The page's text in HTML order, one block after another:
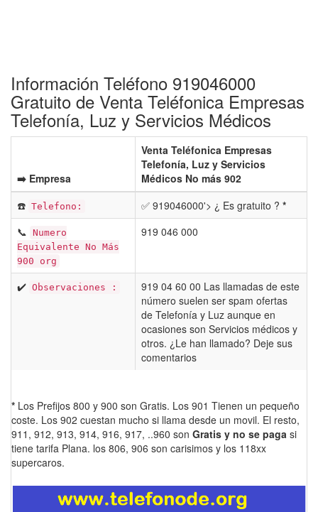
Información Teléfono 919046000
Gratuito de Venta Teléfonica Empresas
Telefonía, Luz y Servicios Médicos
➡️ Empresa
Venta Teléfonica Empresas
Telefonía, Luz y Servicios
Médicos No más 902
☎️ Telefono: ✅ 919046000'> ¿ Es gratuito ? *
📞 Numero
Equivalente No Más
900 org
919 046 000
✔️ Observaciones :
919 04 60 00 Las llamadas de este
número suelen ser spam ofertas
de Telefonía y Luz aunque en
ocasiones son Servicios médicos y
otros. ¿Le han llamado? Deje sus
comentarios
* Los Prefijos 800 y 900 son Gratis. Los 901 Tienen un pequeño
coste. Los 902 cuestan mucho si llama desde un movil. El resto,
911, 912, 913, 914, 916, 917, ..960 son Gratis y no se paga si
tiene tarifa Plana. los 806, 906 son carisimos y los 118xx
supercaros.